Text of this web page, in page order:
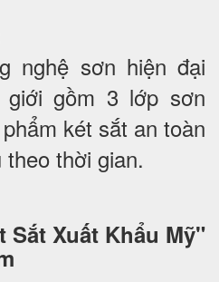
sơn hiện đại
gồm 3 lớp sơn
két sắt an toàn
thời gian.
Sắt Xuất Khẩu Mỹ"